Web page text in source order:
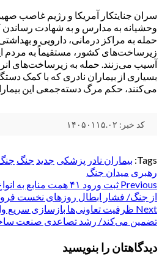
سران جنایتکار آمریکا و رژیم غاصب
وحشیانه به مدارس و به شهادت رساندن
حمله به مراکز درمانی، دارویی و
زیرساخت‌های کشور، مستقیماً به مردم
آسیب می‌زنند. حمله به زیرساخت‌های
بسیاری از بیماران نادری که با کمک
می‌کنند، حکم مرگ دسته‌جمعی این
کد خبر: ۱۴۰۵۰۱۱۵.۰۲
Tags: بیماران نادر پزشکی جدید جنگ
رهبری میدان جنگ
Post
navigation
Previous
ثبت ورود ۴۱ همت
از جنگ/ فشار ابطال روزهای نخست
Next ظرفیت تعاونی‌ها بازسازی سریع
تضمین می‌کند/ رشد تصاعدی صنعت
دیدگاهتان را بنویسید